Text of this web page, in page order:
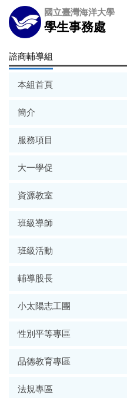
跳
到
主
內
國立臺灣海洋大學
學生事務處
諮商輔導組
本組首頁
簡介
服務項目
大一學促
資源教室
班級導師
班級活動
輔導股長
小太陽志工團
性別平等專區
品德教育專區
法規專區